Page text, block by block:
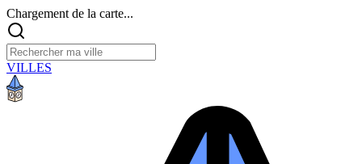
Chargement de la carte...
VILLES